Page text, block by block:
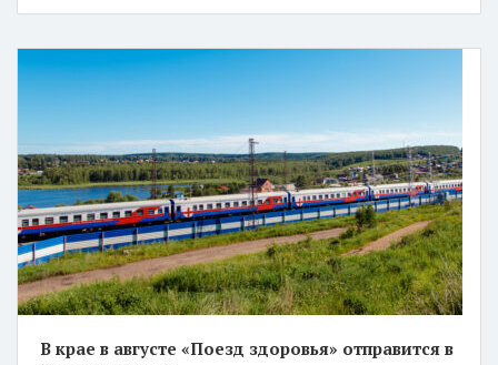
В крае в августе «Поезд здоровья» отправится в